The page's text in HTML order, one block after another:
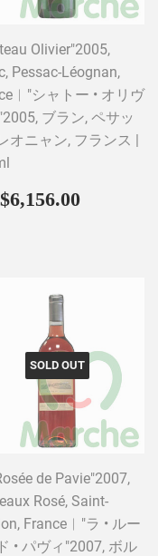
Olivier"2005,
Pessac-Léognan,
シャトー • オリヴ
ブラン, ペサッ
オニャン, フランス |
SOLD OUT
de Pavie"2007,
Rosé, Saint-
France︱"ラ • ルー
• パヴィ"2007, ボル